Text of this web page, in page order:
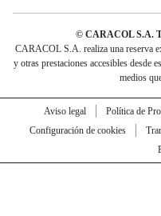
© CARACOL S.A.
CARACOL S.A. realiza una reserva
y otras prestaciones accesibles desde
medios
Aviso legal Política de
Configuración de cookies